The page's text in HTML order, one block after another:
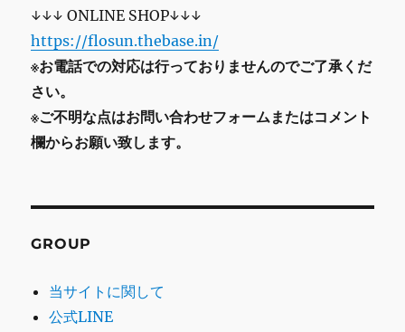
↓↓↓ ONLINE SHOP↓↓↓
https://flosun.thebase.in/
※お電話での対応は行っておりませんのでご了承くだ
さい。
※ご不明な点はお問い合わせフォームまたはコメント
欄からお願い致します。
GROUP
当サイトに関して
公式LINE